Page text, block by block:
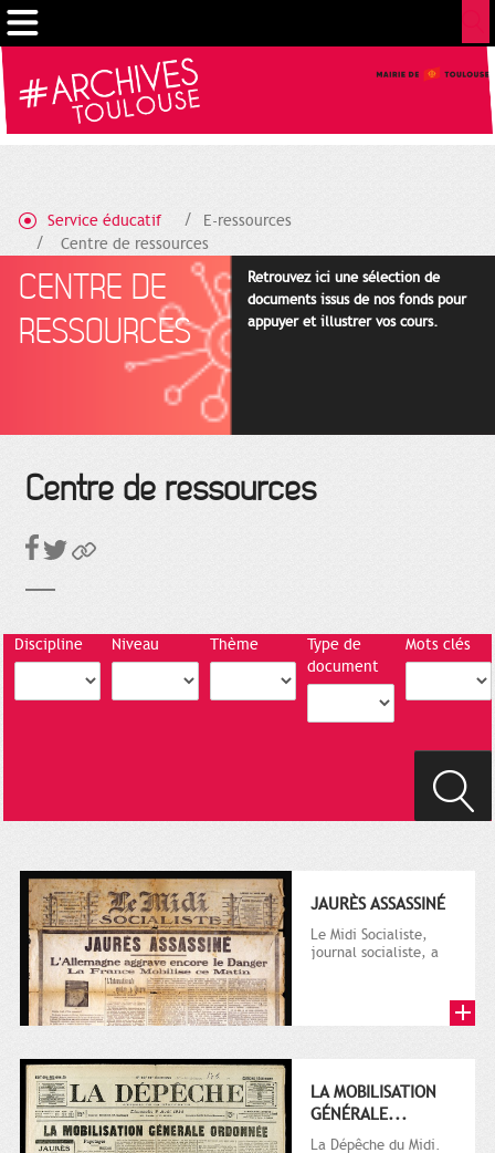
Service éducatif
E-ressources
Centre de ressources
CENTRE DE
RESSOURCES
Retrouvez ici une sélection de
documents issus de nos fonds pour
appuyer et illustrer vos cours.
Centre de ressources
Discipline Niveau Thème
Type de
document
Mots clés
JAURÈS ASSASSINÉ
Le Midi Socialiste,
journal socialiste, a
LA MOBILISATION
GÉNÉRALE...
La Dépêche du Midi.
Gestion de vos préférences sur les cookies